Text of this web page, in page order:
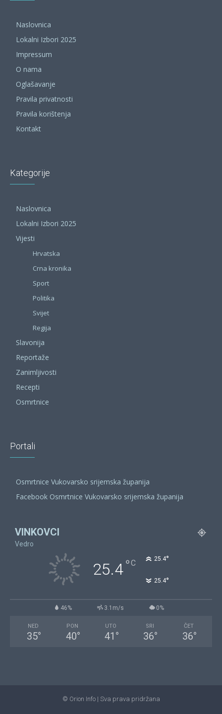
Naslovnica
Lokalni Izbori 2025
Impressum
O nama
Oglašavanje
Pravila privatnosti
Pravila korištenja
Kontakt
Kategorije
Naslovnica
Lokalni Izbori 2025
Vijesti
Hrvatska
Crna kronika
Sport
Politika
Svijet
Regija
Slavonija
Reportaže
Zanimljivosti
Recepti
Osmrtnice
Portali
Osmrtnice Vukovarsko srijemska županija
Facebook Osmrtnice Vukovarsko srijemska županija
VINKOVCI
Vedro
25.4°C 25.4°
25.4°
46% 3.1m/s 0%
NED
35°
PON
40°
UTO
41 °
SRI
36°
ČET
36°
© Orion Info | Sva prava pridržana